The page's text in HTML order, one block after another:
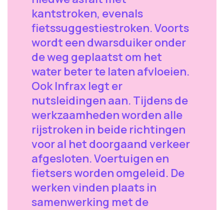
kantstroken, evenals
fietssuggestiestroken. Voorts
wordt een dwarsduiker onder
de weg geplaatst om het
water beter te laten afvloeien.
Ook Infrax legt er
nutsleidingen aan. Tijdens de
werkzaamheden worden alle
rijstroken in beide richtingen
voor al het doorgaand verkeer
afgesloten. Voertuigen en
fietsers worden omgeleid. De
werken vinden plaats in
samenwerking met de